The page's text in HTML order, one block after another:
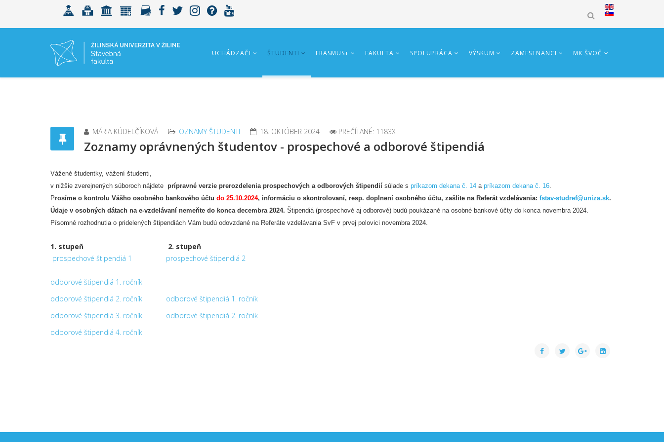
UCHÁDZAČI ŠTUDENTI ERASMUS+ FAKULTA SPOLUPRÁCA VÝSKUM ZAMESTNANCI MK ŠVOČ
MÁRIA KÚDELČÍKOVÁ OZNAMY ŠTUDENTI 18. OKTÓBER 2024 PREČÍTANÉ: 1183X
Zoznamy oprávnených študentov - prospechové a odborové štipendiá
Vážené študentky, vážení študenti,
v nižšie zverejnených súboroch nájdete prípravné verzie prerozdelenia prospechových a odborových štipendií súlade s príkazom dekana č. 14 a príkazom dekana č. 16.
Prosíme o kontrolu Vášho osobného bankového účtu do 25.10.2024, informáciu o skontrolovaní, resp. doplnení osobného účtu, zašlite na Referát vzdelávania: fstav-studref@uniza.sk.
Údaje v osobných dátach na e-vzdelávaní nemeňte do konca decembra 2024. Štipendiá (prospechové aj odborové) budú poukázané na osobné bankové účty do konca novembra 2024.
Písomné rozhodnutia o pridelených štipendiách Vám budú odovzdané na Referáte vzdelávania SvF v prvej polovici novembra 2024.
1. stupeň
2. stupeň
prospechové štipendiá 1
prospechové štipendiá 2
odborové štipendiá 1. ročník
odborové štipendiá 2. ročník
odborové štipendiá 3. ročník
odborové štipendiá 4. ročník
odborové štipendiá 1. ročník
odborové štipendiá 2. ročník